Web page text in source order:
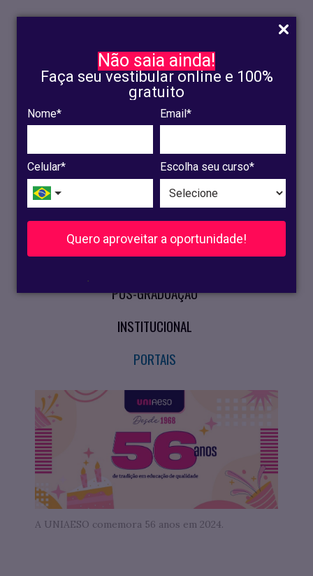
Não saia ainda!
Faça seu vestibular online e 100%
gratuito
Nome* Email*
Celular* Escolha seu curso*
Quero aproveitar a oportunidade!
.
INSCRIÇÃO
OLINDA
RECIFE
VESTIBULAR
CURSOS PRESENCIAIS
PÓS-GRADUAÇÃO
INSTITUCIONAL
PORTAIS
A UNIAESO comemora 56 anos em 2024.